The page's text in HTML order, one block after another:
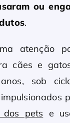
ou
.
atenção
cães e
sob
dos pets e